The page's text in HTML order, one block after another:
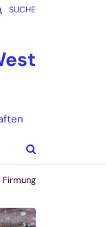
SUCHE
Firmung